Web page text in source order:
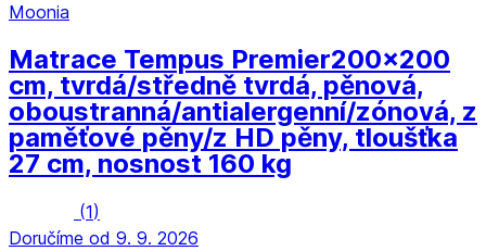
Moonia
Matrace Tempus Premier200x200
cm, tvrdá/středně tvrdá, pěnová,
oboustranná/antialergenní/zónová, z
paměťové pěny/z HD pěny, tloušťka
27 cm, nosnost 160 kg
(1)
Doručíme od 9. 9. 2026